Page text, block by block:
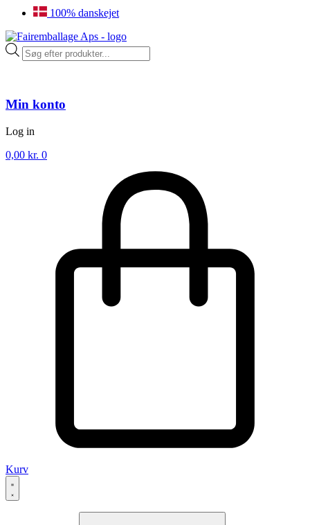
100% danskejet
Products
search
Min konto
Log in
0,00 kr. 0
Kurv